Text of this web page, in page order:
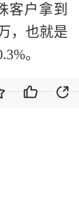
客户拿到
，也就是
。